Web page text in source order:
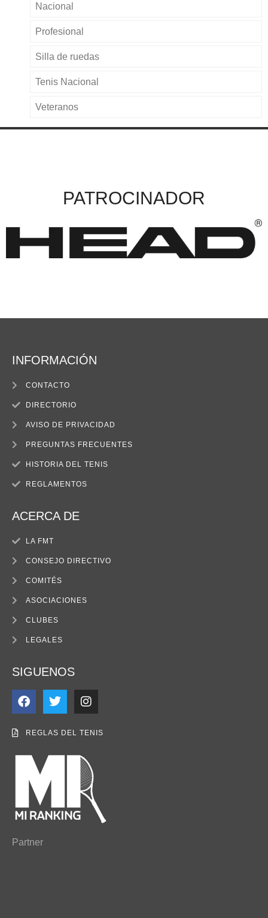
Nacional
Profesional
Silla de ruedas
Tenis Nacional
Veteranos
PATROCINADOR
INFORMACIÓN
CONTACTO
DIRECTORIO
AVISO DE PRIVACIDAD
PREGUNTAS FRECUENTES
HISTORIA DEL TENIS
REGLAMENTOS
ACERCA DE
LA FMT
CONSEJO DIRECTIVO
COMITÉS
ASOCIACIONES
CLUBES
LEGALES
SIGUENOS
REGLAS DEL TENIS
Partner